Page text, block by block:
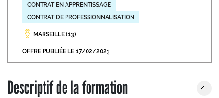
CONTRAT EN APPRENTISSAGE
CONTRAT DE PROFESSIONNALISATION
MARSEILLE (13)
OFFRE PUBLIÉE LE 17/02/2023
Descriptif de la formation